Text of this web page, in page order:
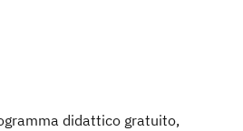
didattico gratuito,